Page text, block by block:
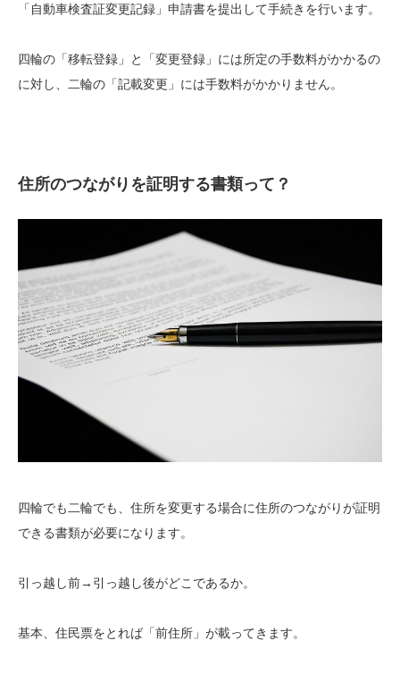
「自動車検査証変更記録」申請書を提出して手続きを行います。
四輪の「移転登録」と「変更登録」には所定の手数料がかかるの
に対し、二輪の「記載変更」には手数料がかかりません。
住所のつながりを証明する書類って？
四輪でも二輪でも、住所を変更する場合に住所のつながりが証明
できる書類が必要になります。
引っ越し前→引っ越し後がどこであるか。
基本、住民票をとれば「前住所」が載ってきます。